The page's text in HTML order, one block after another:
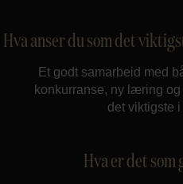
Hva anser du som det
Et godt samarbeid med
konkurranse, ny læring
det viktigste
Hva er det